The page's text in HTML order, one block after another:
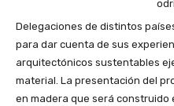
Delegaciones de distintos
para dar cuenta de sus
arquitectónicos sustentables
material. La presentación del
en madera que será construido